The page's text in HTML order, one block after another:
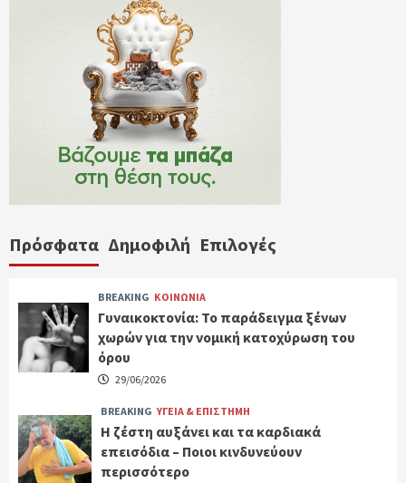
Πρόσφατα Δημοφιλή Επιλογές
BREAKING ΚΟΙΝΩΝΙΑ
Γυναικοκτονία: Το παράδειγμα ξένων
χωρών για την νομική κατοχύρωση του
όρου
29/06/2026
BREAKING ΥΓΕΙΑ & ΕΠΙΣΤΗΜΗ
Η ζέστη αυξάνει και τα καρδιακά
επεισόδια – Ποιοι κινδυνεύουν
περισσότερο